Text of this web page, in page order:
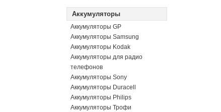
Аккумуляторы
Аккумуляторы GP
Аккумуляторы Samsung
Аккумуляторы Kodak
Аккумуляторы для радио
телефонов
Аккумуляторы Sony
Аккумуляторы Duracell
Аккумуляторы Philips
Аккумуляторы Трофи